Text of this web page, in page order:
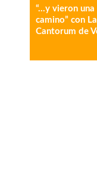
“…y vieron una
camino” con
Cantorum de